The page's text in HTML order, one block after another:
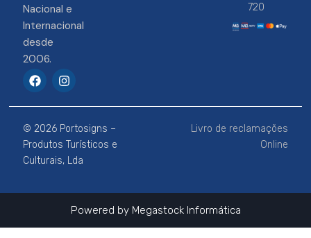
Nacional e
Internacional
desde
2006.
F
a
e
b
o
o
k
I
n
t
a
g
r
a
m
720
© 2026 Portosigns –
Produtos Turísticos e
Culturais, Lda
Livro de reclamações
Online
Powered by Megastock Informática